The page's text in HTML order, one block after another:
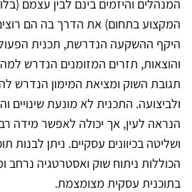
המנהלים והיזמים בינם לבין עצמם
המקצוע בתחום) את הדרך בה הם
היקף ההשקעה הנדרשת, תכנית
והוצאות, תזרים המזומנים הנדרש
תגובת השוק ומציאת המימון הנדרש
ולביצועה. התכנית לא מונעת שינויים
הנראה לעין, אך יכולה לאפשר מידה
ושליטה בכיוונים עסקיים. ניתן לבנות
הכוללות ניתוח שוק ואסטרטגיה נרחב
בתוכנית עסקית מצומצמת.